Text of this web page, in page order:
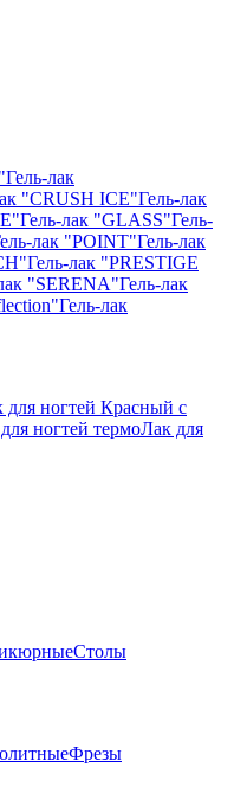
Гель-лак
"CRUSH ICE"Гель-лак
Гель-лак "GLASS"Гель-
лак "POINT"Гель-лак
Гель-лак "PRESTIGE
"SERENA"Гель-лак
Гель-лак
для ногтей Красный с
ногтей термоЛак для
Столы
Фрезы